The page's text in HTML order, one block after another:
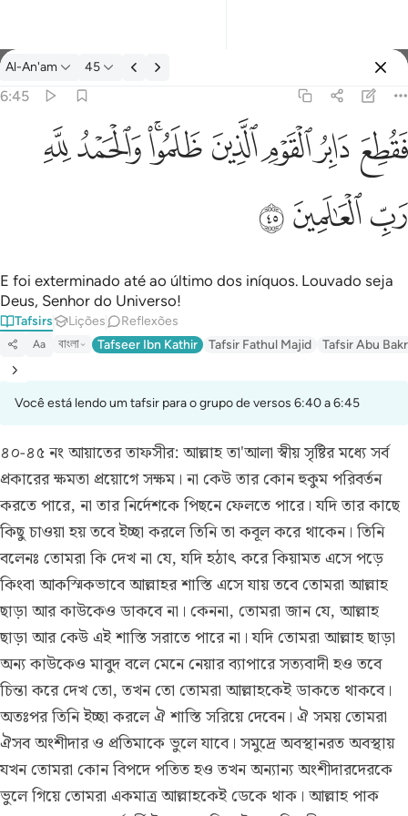
Tafsir: Al-An'am 6:45
Al-An'am 45
6:45
فقطع دابر القوم الذين ظلموا والحمد لله رب العالمين ٤٥
ٱلْقَوْمِ ٱلَّذِينَ ظَلَمُوا۟ ۚ وَٱلْحَمْدُ لِلَّهِ رَبِّ ٱلْعَـٰلَمِينَ ٤٥ﱁ ﱂﱃﱄﱅﱆﱇﱈ
ﱉﱊﱋ
E foi exterminado até ao último dos iníquos. Louvado seja
Deus, Senhor do Universo!
Tafsirs Lições Reflexões
Aa বাংলা Tafseer Ibn Kathir Tafsir Fathul Majid Tafsir Abu
Você está lendo um tafsir para o grupo de versos 6:40 a 6:45
৪০-৪৫ নং আয়াতের তাফসীর:আল্লাহ তা'আলা স্বীয় সৃষ্টির মধ্যে সর্ব
প্রকারের ক্ষমতা প্রয়োগে সক্ষম। না কেউ তার কোন হুকুম পরিবর্তন
করতে পারে, না তার নির্দেশকে পিছনে ফেলতে পারে। যদি তার কাছে
কিছু চাওয়া হয় তবে ইচ্ছা করলে তিনি তা কবূল করে থাকেন। তিনি
বলেনঃ তোমরা কি দেখ না যে, যদি হঠাৎ করে কিয়ামত এসে পড়ে
কিংবা আকস্মিকভাবে আল্লাহর শাস্তি এসে যায় তবে তোমরা আল্লাহ
ছাড়া আর কাউকেও ডাকবে না। কেননা, তোমরা জান যে, আল্লাহ
ছাড়া আর কেউ এই শাস্তি সরাতে পারে না। যদি তোমরা আল্লাহ ছাড়া
অন্য কাউকেও মাবুদ বলে মেনে নেয়ার ব্যাপারে সত্যবাদী হও তবে
চিন্তা করে দেখ তো, তখন তো তোমরা আল্লাহকেই ডাকতে থাকবে।
অতঃপর তিনি ইচ্ছা করলে ঐ শাস্তি সরিয়ে দেবেন। ঐ সময় তোমরা
ঐসব অংশীদার ও প্রতিমাকে ভুলে যাবে। সমুদ্রে অবস্থানরত অবস্থায়
যখন তোমরা কোন বিপদে পতিত হও তখন অন্যান্য অংশীদারদেরকে
ভুলে গিয়ে তোমরা একমাত্র আল্লাহকেই ডেকে থাক। আল্লাহ পাক